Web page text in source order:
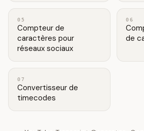
05
Compteur de
caractères pour
réseaux sociaux
06
de
07
Convertisseur de
timecodes